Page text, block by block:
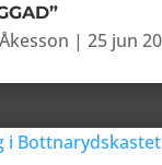
| 25 jun